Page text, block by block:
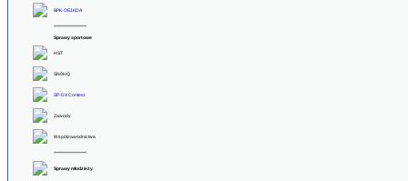
BPK-OE1KDA
******************
Sprawy sportowe
HST
SN0HQ
SP-DX Contest
Zawody
Współzawodnictwa
******************
Sprawy młodzieży